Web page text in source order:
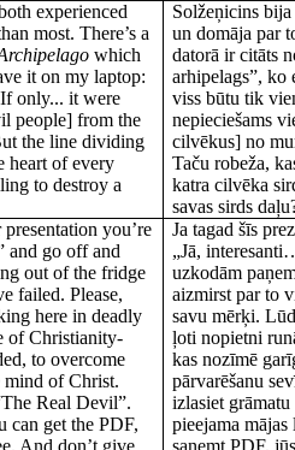
experienced
most. There’s a
which
it on my laptop:
only... it were
people] from the
the line dividing
heart of every
to destroy a
Solžeņicins
un domāja par
datorā ir citāts
arhipelags”, ko
viss būtu tik
nepieciešams
cilvēkus] no
Taču robeža,
katra cilvēka
savas sirds
you’re
and go off and
out of the fridge
failed. Please,
here in deadly
of Christianity-
to overcome
mind of Christ.
Real Devil”.
can get the PDF,
And don’t give
Ja tagad šīs
„Jā,
uzkodām
aizmirst par to
savu mērķi.
ļoti nopietni
kas nozīmē
pārvarēšanu
izlasiet
pieejama
saņemt PDF,